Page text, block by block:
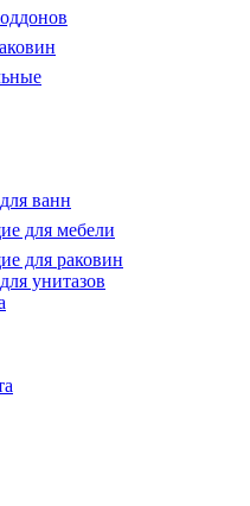
ванн
для мебели
для раковин
унитазов